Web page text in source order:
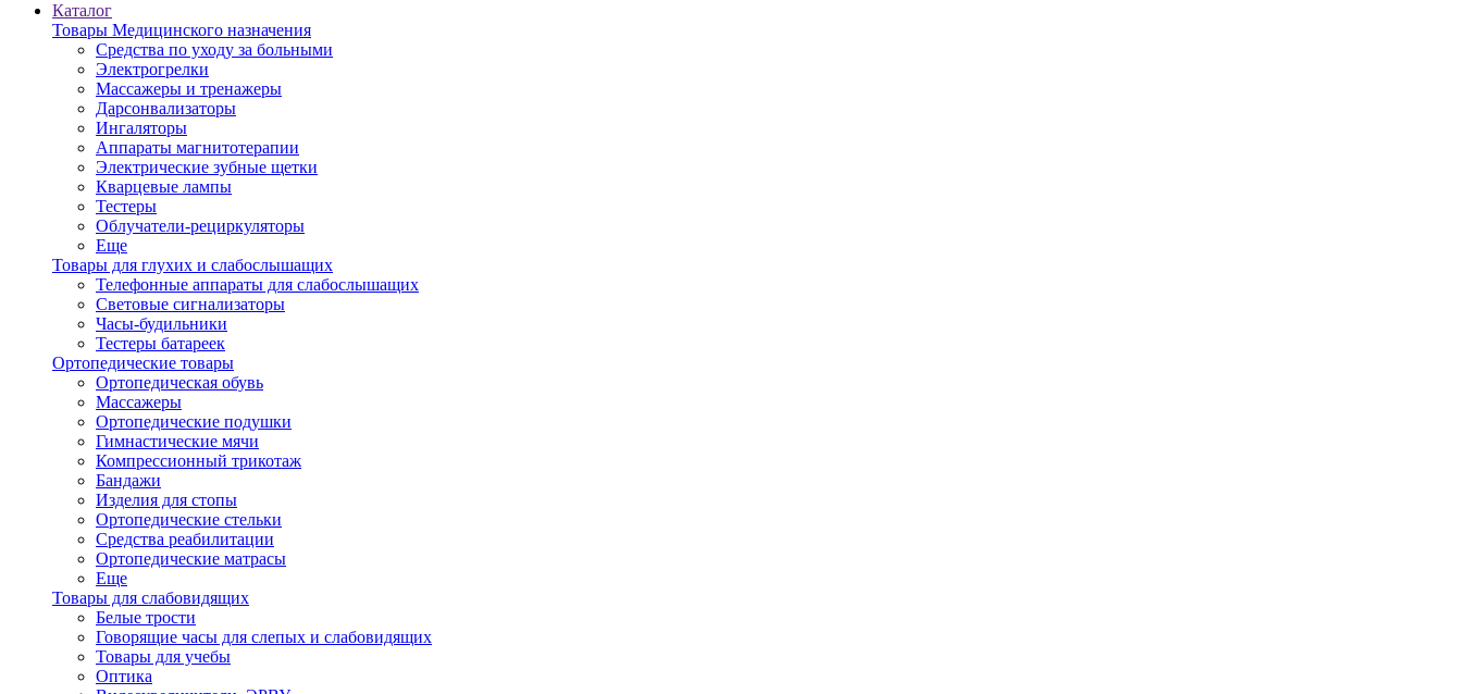
Каталог
Товары Медицинского назначения
Средства по уходу за больными
Электрогрелки
Массажеры и тренажеры
Дарсонвализаторы
Ингаляторы
Аппараты магнитотерапии
Электрические зубные щетки
Кварцевые лампы
Тестеры
Облучатели-рециркуляторы
Еще
Товары для глухих и слабослышащих
Телефонные аппараты для слабослышащих
Световые сигнализаторы
Часы-будильники
Тестеры батареек
Ортопедические товары
Ортопедическая обувь
Массажеры
Ортопедические подушки
Гимнастические мячи
Компрессионный трикотаж
Бандажи
Изделия для стопы
Ортопедические стельки
Средства реабилитации
Ортопедические матраcы
Еще
Товары для слабовидящих
Белые трости
Говорящие часы для слепых и слабовидящих
Товары для учебы
Оптика